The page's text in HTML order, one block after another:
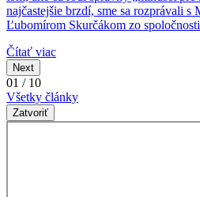
najčastejšie brzdí, sme sa rozprávali s
Ľubomírom Skurčákom zo
Čítať viac
Next
01 / 10
Všetky články
Zatvoriť